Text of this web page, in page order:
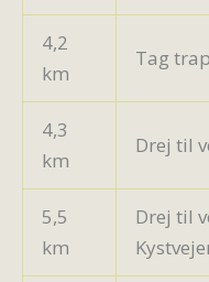
4,2
km
Tag
4,3
km
Drej til
5,5
km
Drej til